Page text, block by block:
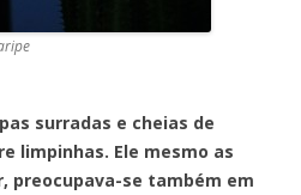
e cheias de
limpinhas. Ele mesmo as
preocupava-se também em